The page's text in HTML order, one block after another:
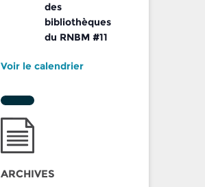
des
bibliothèques
du RNBM #11
Voir le calendrier
ARCHIVES